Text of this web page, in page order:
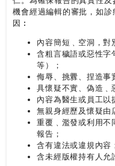
機會經過編輯的審批，如
因︰
內容簡短﹑空洞，對
含粗言穢語或惡性
等）；
侮辱、挑釁、捏造事
具懷疑不實、偽造﹑
內容為醫生或員工以
無親身經歷及懷疑由
重覆﹑濫發或利用不
報告；
含有違法或違規內容
含未經版權持有人允